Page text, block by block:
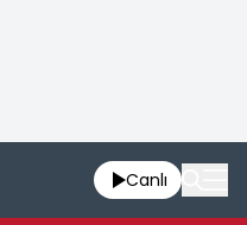
Canlı